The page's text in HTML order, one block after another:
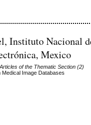
Instituto Nacional
Mexico
of the Thematic Section (2)
Image Databases